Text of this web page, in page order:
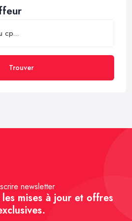
Trouver
newsletter
mises à jour et offres